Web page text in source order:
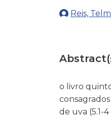
Reis,
o livro
de uva (5.1-